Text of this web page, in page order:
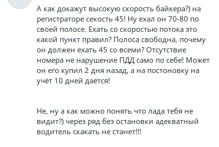
А как докажут высокую скорость байкера?) на
регистраторе секость 45! Ну ехал он 70-80 по
своей полосе. Ехать со скоростью потока это
какой пункт правил? Полоса свободна, почему
он должен ехать 45 со всеми? Отсутствие
номера не нарушение ПДД само по себе! Может
он его купил 2 дня назад, а на постоновку на
учёт 10 дней даётся!
Не, ну а как можно понять что лада тебя не
видит?) через ряд без остановки адекватный
водитель скакать не станет!!!